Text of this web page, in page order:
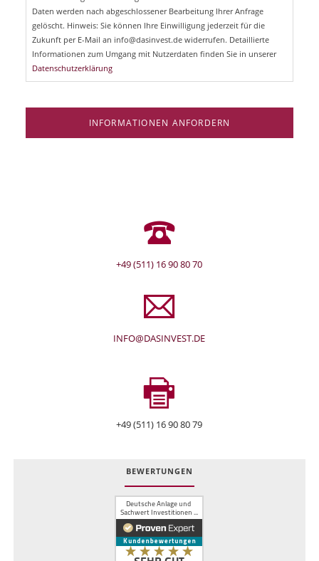
Daten werden nach abgeschlossener Bearbeitung Ihrer Anfrage
gelöscht. Hinweis: Sie können Ihre Einwilligung jederzeit für die
Zukunft per E-Mail an info@dasinvest.de widerrufen. Detaillierte
Informationen zum Umgang mit Nutzerdaten finden Sie in unserer
Datenschutzerklärung
INFORMATIONEN ANFORDERN
+49 (511) 16 90 80 70
INFO@DASINVEST.DE
+49 (511) 16 90 80 79
BEWERTUNGEN